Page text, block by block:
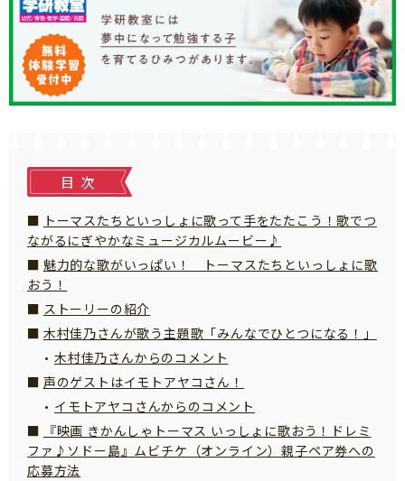
「こそだてまっぷ」とは
サイトのご利⽤にあたって
個⼈情報について
お問い合わせ
目次
トーマスたちといっしょに歌って手をたたこう！歌でつ
ながるにぎやかなミュージカルムービー♪
魅力的な歌がいっぱい！ トーマスたちといっしょに歌
おう！
ストーリーの紹介
木村佳乃さんが歌う主題歌「みんなでひとつになる！」
木村佳乃さんからのコメント
声のゲストはイモトアヤコさん！
イモトアヤコさんからのコメント
『映画 きかんしゃトーマス いっしょに歌おう！ドレミ
ファ♪ソドー島』ムビチケ（オンライン）親子ペア券への
応募方法